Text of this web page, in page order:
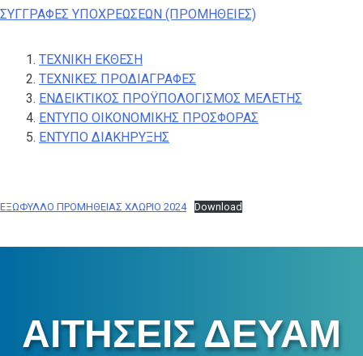
ΣΥΓΓΡΑΦΕΣ ΥΠΟΧΡΕΩΣΕΩΝ (ΠΡΟΜΗΘΕΙΕΣ)
ΤΕΧΝΙΚΗ ΕΚΘΕΣΗ
ΤΕΧΝΙΚΕΣ ΠΡΟΔΙΑΓΡΑΦΕΣ
ΕΝΔΕΙΚΤΙΚΟΣ ΠΡΟΫΠΟΛΟΓΙΣΜΟΣ ΜΕΛΕΤΗΣ
ΕΝΤΥΠΟ ΟΙΚΟΝΟΜΙΚΗΣ ΠΡΟΣΦΟΡΑΣ
ΕΝΤΥΠΟ ΔΙΑΚΗΡΥΞΗΣ
ΕΞΩΦΥΛΛΟ ΠΡΟΜΗΘΕΙΑΣ ΧΛΩΡΙΟ 2024 Download
ΑΙΤΗΣΕΙΣ ΔΕΥΑΜ